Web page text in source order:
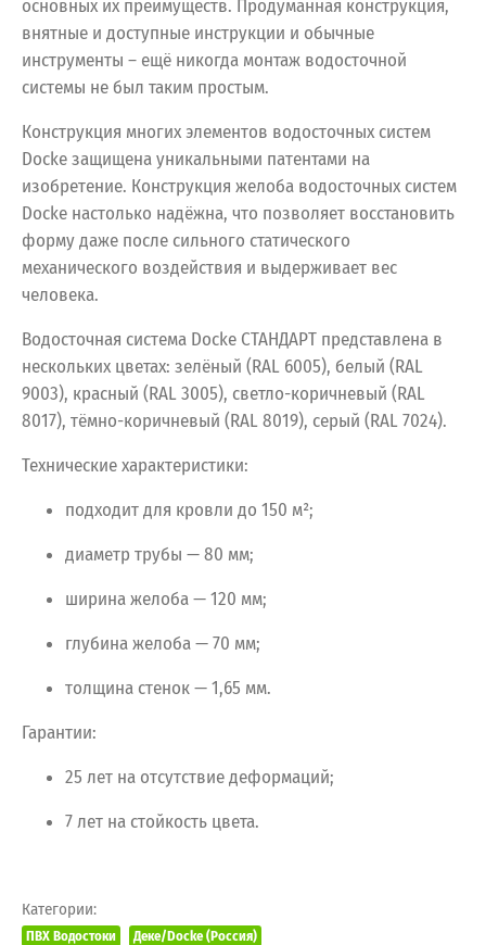
основных их преимуществ. Продуманная конструкция,
внятные и доступные инструкции и обычные
инструменты – ещё никогда монтаж водосточной
системы не был таким простым.
Конструкция многих элементов водосточных систем
Docke защищена уникальными патентами на
изобретение. Конструкция желоба водосточных систем
Docke настолько надёжна, что позволяет восстановить
форму даже после сильного статического
механического воздействия и выдерживает вес
человека.
Водосточная система Docke СТАНДАРТ представлена в
нескольких цветах: зелёный (RAL 6005), белый (RAL
9003), красный (RAL3005), светло-коричневый (RAL
8017), тёмно-коричневый (RAL8019), серый (RAL7024).
Техническиехарактеристики:
подходитдля кровли до 150 м²;
диаметр трубы — 80 мм;
ширинажелоба— 120 мм;
глубинажелоба— 70 мм;
толщина стенок— 1,65 мм.
Гарантии:
25 лет на отсутствиедеформаций;
7лет на стойкость цвета.
Категории:
ПВХ Водостоки Деке/Docke (Россия)